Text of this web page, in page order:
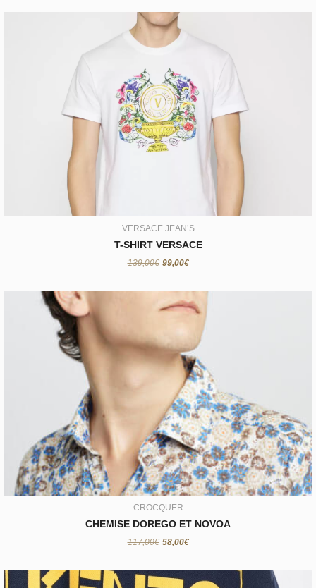
VERSACE JEAN’S
T-SHIRT VERSACE
139,00€ 99,00€
VERSACE JEAN’S
T-SHIRT VERSACE
99,00€
CROCQUER
CHEMISE DOREGO ET NOVOA
117,00€ 58,00€
CROCQUER
CHEMISE DOREGO ET NOVOA
58,00€